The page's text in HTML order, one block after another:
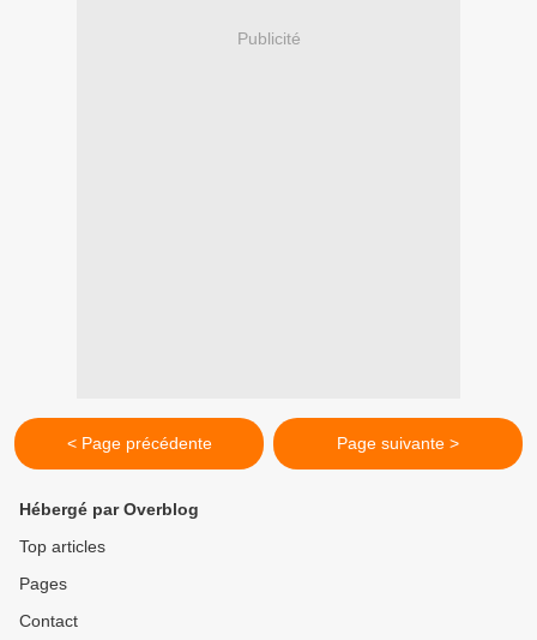
Publicité
< Page précédente Page suivante >
Hébergé par Overblog
Top articles
Pages
Contact